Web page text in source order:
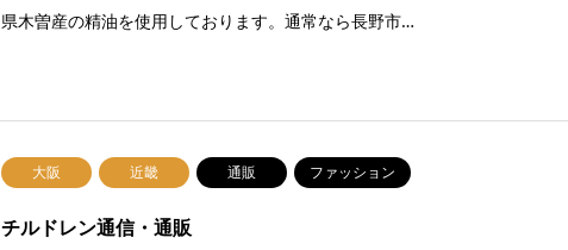
県木曽産の精油を使用しております。通常なら長野市…
大阪 近畿 通販 ファッション
チルドレン通信・通販